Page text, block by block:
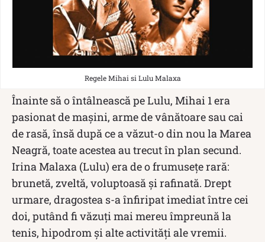
Regele Mihai si Lulu Malaxa
Înainte să o întâlnească pe Lulu, Mihai 1 era
pasionat de mașini, arme de vânătoare sau cai
de rasă, însă după ce a văzut-o din nou la Marea
Neagră, toate acestea au trecut în plan secund.
Irina Malaxa (Lulu) era de o frumusețe rară:
brunetă, zveltă, voluptoasă și rafinată. Drept
urmare, dragostea s-a înfiripat imediat între cei
doi, putând fi văzuți mai mereu împreună la
tenis, hipodrom și alte activități ale vremii.